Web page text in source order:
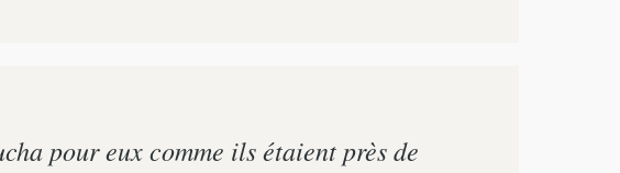
pour eux comme ils étaient près de